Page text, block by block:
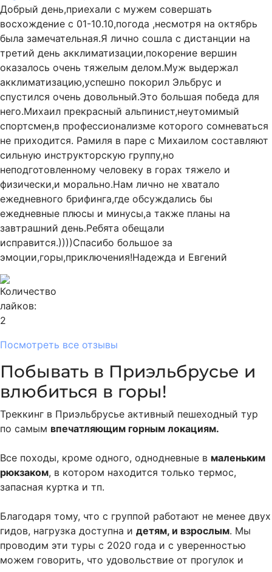
Добрый день,приехали с мужем совершать
восхождение с 01-10.10,погода ,несмотря на октябрь
была замечательная.Я лично сошла с дистанции на
третий день акклиматизации,покорение вершин
оказалось очень тяжелым делом.Муж выдержал
акклиматизацию,успешно покорил Эльбрус и
спустился очень довольный.Это большая победа для
него.Михаил прекрасный альпинист,неутомимый
спортсмен,в профессионализме которого сомневаться
не приходится. Рамиля в паре с Михаилом составляют
сильную инструкторскую группу,но
неподготовленному человеку в горах тяжело и
физически,и морально.Нам лично не хватало
ежедневного брифинга,где обсуждались бы
ежедневные плюсы и минусы,а также планы на
завтрашний день.Ребята обещали
исправится.))))Спасибо большое за
эмоции,горы,приключения!Надежда и Евгений
2
Посмотреть все отзывы
Побывать в Приэльбрусье и
влюбиться в горы!
Треккинг в Приэльбрусье активный пешеходный тур
по самым впечатляющим горным локациям.
Все походы, кроме одного, однодневные в маленьким
рюкзаком, в котором находится только термос,
запасная куртка и тп.
Благодаря тому, что с группой работают не менее двух
гидов, нагрузка доступна и детям, и взрослым. Мы
проводим эти туры с 2020 года и с уверенностью
можем говорить, что удовольствие от прогулок и